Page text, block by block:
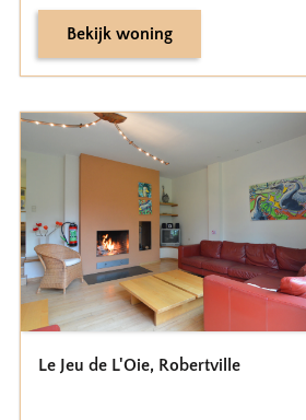
Bekijk woning
Le Jeu de L'Oie, Robertville